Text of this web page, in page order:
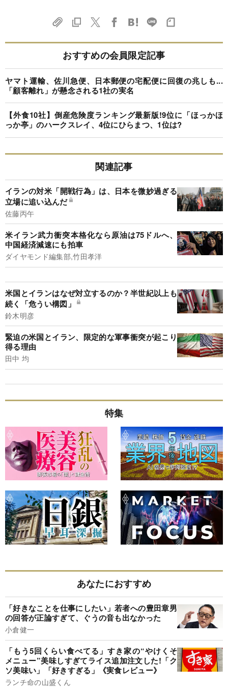
おすすめの会員限定記事
ヤマト運輸、佐川急便、日本郵便の宅配便に回復の兆しも...
「顧客離れ」が懸念される1社の実名
【外食10社】倒産危険度ランキング最新版!9位に「ほっかほ
っか亭」のハークスレイ、4位にひらまつ、1位は?
関連記事
イランの対米「開戦行為」は、日本を微妙過ぎる
立場に追い込んだ
佐藤丙午
米イラン武力衝突本格化なら原油は75ドルへ、
中国経済減速にも拍車
ダイヤモンド編集部,竹田孝洋
米国とイランはなぜ対立するのか？半世紀以上も
続く「危うい構図」
鈴木明彦
緊迫の米国とイラン、限定的な軍事衝突が起こり
得る理由
田中 均
特集
あなたにおすすめ
「好きなことを仕事にしたい」若者への豊田章男
の回答が正論すぎて、ぐうの音も出なかった
小倉健一
「もう5回くらい食べてる」すき家の“やけくそ
メニュー”美味しすぎてライス追加注文した!「ク
ソ美味い」「好きすぎる」《実食レビュー》
ランチ命の山盛くん